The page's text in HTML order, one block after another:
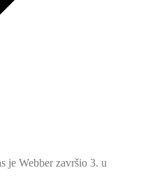
je Webber završio 3. u